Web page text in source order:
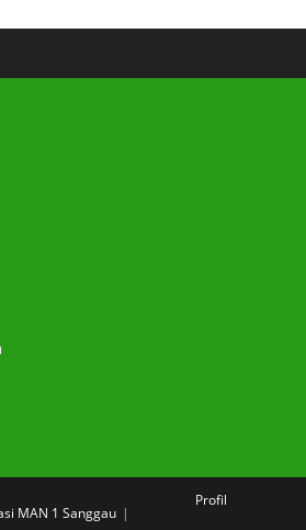
Profil
MAN 1 Sanggau